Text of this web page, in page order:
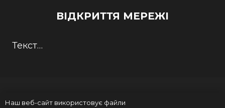
ВІДКРИТТЯ МЕРЕЖІ
Текст…
Наш веб-сайт використовує файли